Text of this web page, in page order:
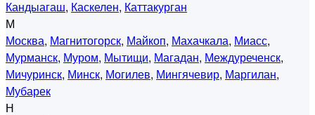
Кандыагаш, Каскелен, Каттакурган
М
Москва, Магнитогорск, Майкоп, Махачкала, Миасс,
Мурманск, Муром, Мытищи, Магадан, Междуреченск,
Мичуринск, Минск, Могилев, Мингячевир, Маргилан,
Мубарек
Н